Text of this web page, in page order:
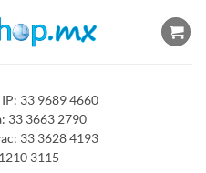
33 9689 4660
33 3663 2790
33 3628 4193
3115